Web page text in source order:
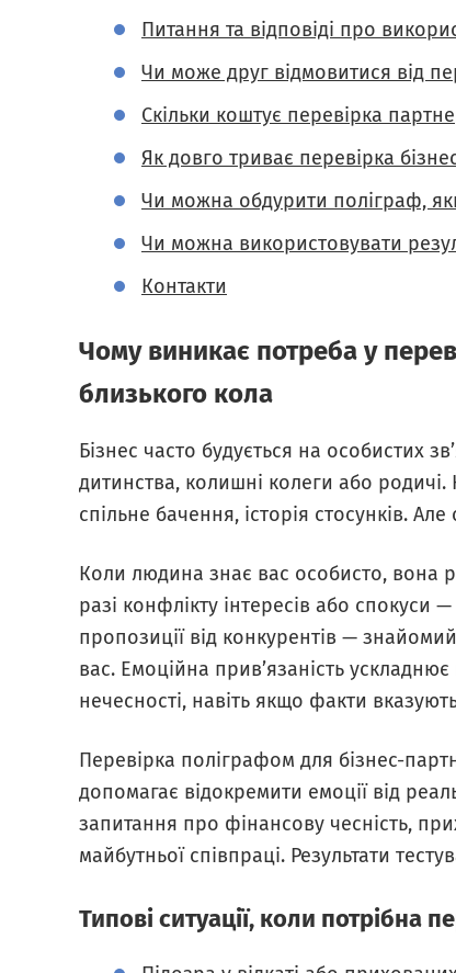
Питання та відповіді про
Чи може друг відмовитися від
Скільки коштує перевірка
Як довго триває перевірка
Чи можна обдурити поліграф,
Чи можна використовувати
Контакти
Чому виникає потреба у
близького кола
Бізнес часто будується на особистих
дитинства, колишні колеги або
спільне бачення, історія стосунків.
Коли людина знає вас особисто, вона
разі конфлікту інтересів або спокуси
пропозиції від конкурентів —
вас. Емоційна прив’язаність
нечесності, навіть якщо факти
Перевірка поліграфом для бізнес-
допомагає відокремити емоції від
запитання про фінансову чесність,
майбутньої співпраці. Результати
Типові ситуації, коли потрібна